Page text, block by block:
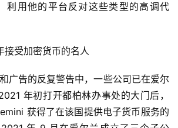
利用他的平台反对这些类型的高调代
接受加密货币的名人
广告的反复警告中，一些公司已在爱尔
年初打开都柏林办事处的大门后，
获得了在该国提供电子货币服务的